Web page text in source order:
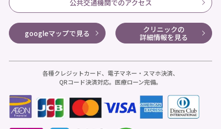
公共交通機関でのアクセス
googleマップで見る
クリニックの
詳細情報を見る
各種クレジットカード、電子マネー・スマホ決済、
QRコード決済対応。医療ローン完備。